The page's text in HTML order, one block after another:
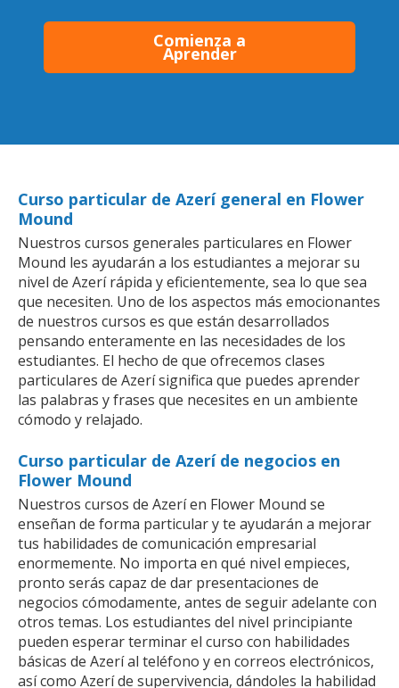
Comienza a
Aprender
Curso particular de Azerí general en Flower
Mound
Nuestros cursos generales particulares en Flower
Mound les ayudarán a los estudiantes a mejorar su
nivel de Azerí rápida y eficientemente, sea lo que sea
que necesiten. Uno de los aspectos más emocionantes
de nuestros cursos es que están desarrollados
pensando enteramente en las necesidades de los
estudiantes. El hecho de que ofrecemos clases
particulares de Azerí significa que puedes aprender
las palabras y frases que necesites en un ambiente
cómodo y relajado.
Curso particular de Azerí de negocios en
Flower Mound
Nuestros cursos de Azerí en Flower Mound se
enseñan de forma particular y te ayudarán a mejorar
tus habilidades de comunicación empresarial
enormemente. No importa en qué nivel empieces,
pronto serás capaz de dar presentaciones de
negocios cómodamente, antes de seguir adelante con
otros temas. Los estudiantes del nivel principiante
pueden esperar terminar el curso con habilidades
básicas de Azerí al teléfono y en correos electrónicos,
así como Azerí de supervivencia, dándoles la habilidad